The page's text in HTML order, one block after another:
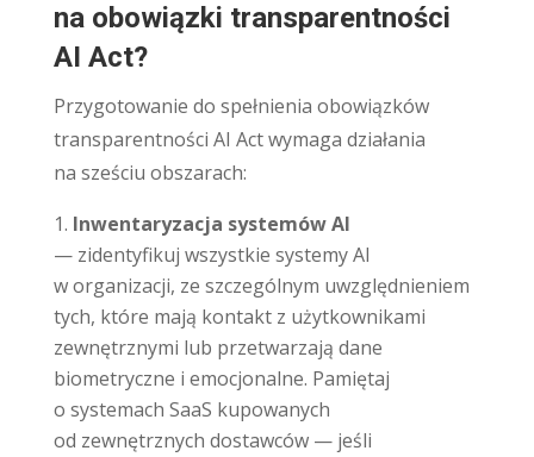
na obowiązki transparentności
AI Act?
Przygotowanie do spełnienia obowiązków
transparentności AI Act wymaga działania
na sześciu obszarach:
Inwentaryzacja systemów AI
— zidentyfikuj wszystkie systemy AI
w organizacji, ze szczególnym uwzględnieniem
tych, które mają kontakt z użytkownikami
zewnętrznymi lub przetwarzają dane
biometryczne i emocjonalne. Pamiętaj
o systemach SaaS kupowanych
od zewnętrznych dostawców — jeśli